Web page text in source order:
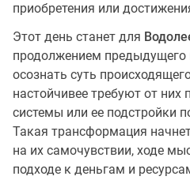
приобретения или
Этот день станет для
продолжением
осознать суть
настойчивее требуют от них
системы или ее подстройки
Такая трансформация
на их самочувствии, ходе
подходе к деньгам и